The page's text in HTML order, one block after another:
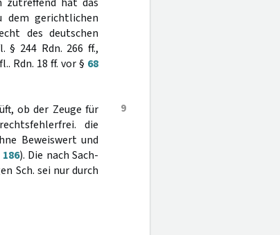
dem gerichtlichen
des deutschen
§ 244 Rdn. 266 ff.,
Rdn. 18 ff. vor § 68
9
ob der Zeuge für
die
Beweiswert und
). Die nach Sach-
Sch. sei nur durch